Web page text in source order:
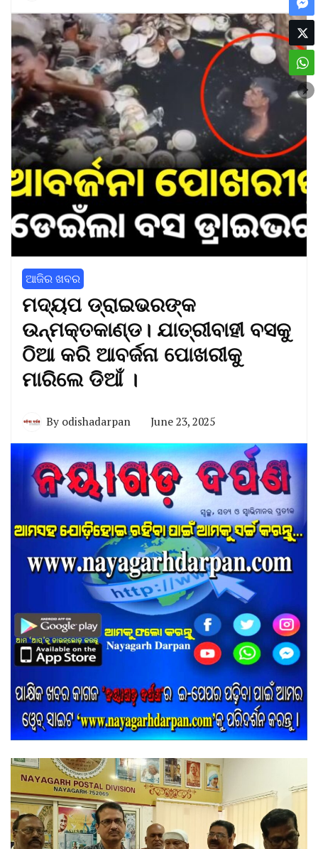
ଆଜିର ଖବର
ମଦ୍ୟପ ଡ୍ରାଇଭରଙ୍କ
ଉନ୍ମକ୍ତକାଣ୍ଡ। ଯାତ୍ରୀବାହୀ ବସକୁ
ଠିଆ କରି ଆବର୍ଜନା ପୋଖରୀକୁ
ମାରିଲେ ଡିଆଁ ।
By odishadarpan June 23, 2025